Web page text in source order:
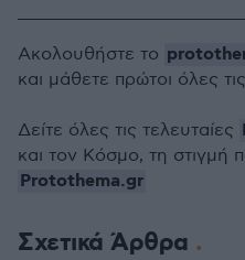
Σχετικά Άρθρα
Ακολουθήστε το
και μάθετε πρώτοι όλες
Δείτε όλες τις τελευταίες
και τον Κόσμο, τη στιγμή
Protothema.gr